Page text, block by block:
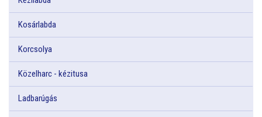
Kosárlabda
Korcsolya
Közelharc - kézitusa
Ladbarúgás